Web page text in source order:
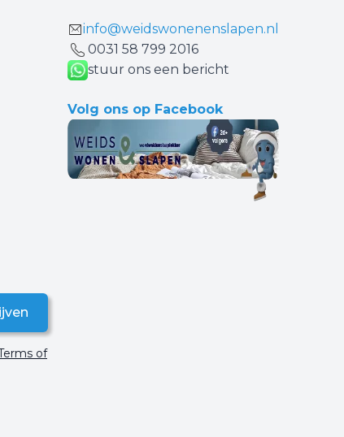
info@weidswonenenslapen.nl
0031 ‪58 799 2016‬
stuur ons een bericht
Volg ons op Facebook
of